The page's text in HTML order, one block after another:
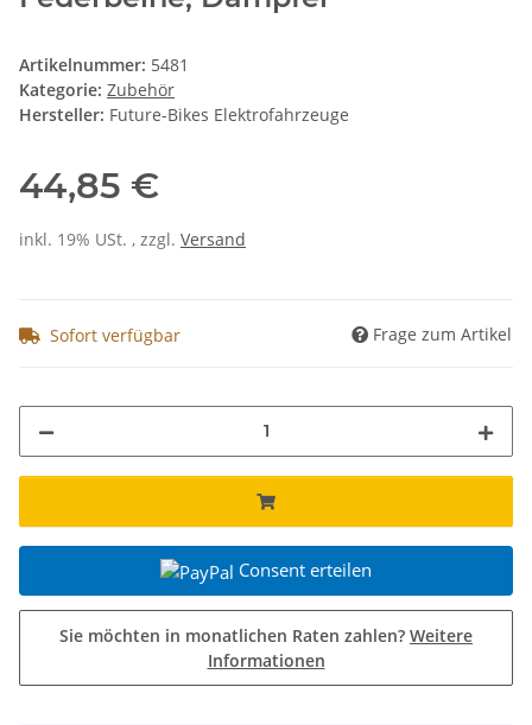
Artikelnummer: 5481
Kategorie: Zubehör
Hersteller: Future-Bikes Elektrofahrzeuge
44,85 €
inkl. 19% USt. , zzgl. Versand
Sofort verfügbar Frage zum Artikel
Consent erteilen
Sie möchten in monatlichen Raten zahlen? Weitere
Informationen